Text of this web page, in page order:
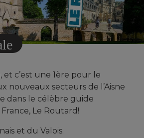
c’est une 1ère pour le
nouveaux secteurs de l’Aisne
dans le célèbre guide
Le Routard!
et du Valois.